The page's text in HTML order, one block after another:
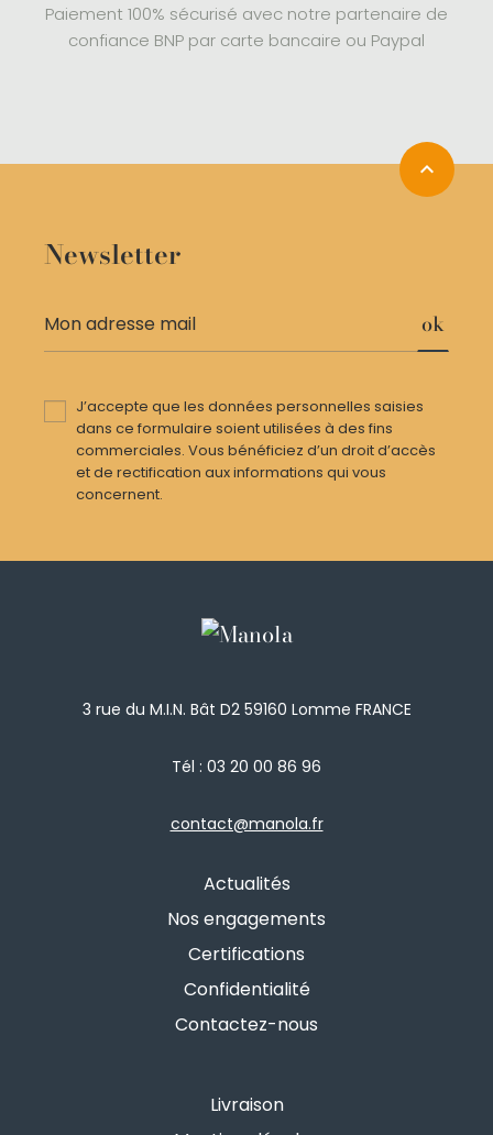
Paiement 100% sécurisé avec notre partenaire de
confiance BNP par carte bancaire ou Paypal
expand_less
3 rue du M.I.N. Bât D2 59160 Lomme FRANCE
Tél : 03 20 00 86 96
contact@manola.fr
Actualités
Nos engagements
Certifications
Confidentialité
Contactez-nous
Livraison
Newsletter
ok
J’accepte que les données personnelles saisies
dans ce formulaire soient utilisées à des fins
commerciales. Vous bénéficiez d’un droit d’accès
et de rectification aux informations qui vous
concernent.